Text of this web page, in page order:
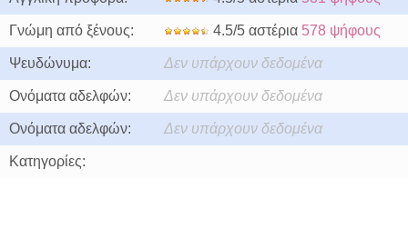
Γνώμη από ξένους: 4.5/5 αστέρια 578 ψήφους
Ψευδώνυμα: Δεν υπάρχουν δεδομένα
Ονόματα αδελφών: Δεν υπάρχουν δεδομένα
Ονόματα αδελφών: Δεν υπάρχουν δεδομένα
Κατηγορίες: